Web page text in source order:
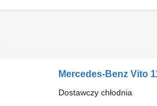
Mercedes-Benz Vito
Dostawczy chłodnia